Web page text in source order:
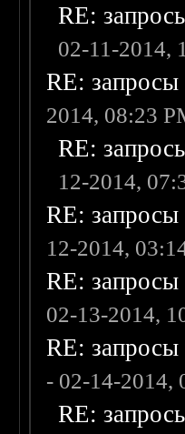
RE:
02-11-2014,
RE: запросы
2014, 08:23
RE:
12-2014,
RE: запросы
12-2014,
RE: запросы
02-13-2014,
RE: запросы
- 02-14-2014,
RE: